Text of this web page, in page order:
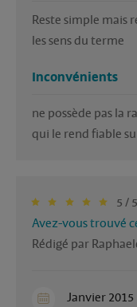
Reste simple mais
les sens du terme
Inconvénients
ne possède pas la
qui le rend fiable
5 / 5
Avez-vous trouvé
Rédigé par
Janvier 2015